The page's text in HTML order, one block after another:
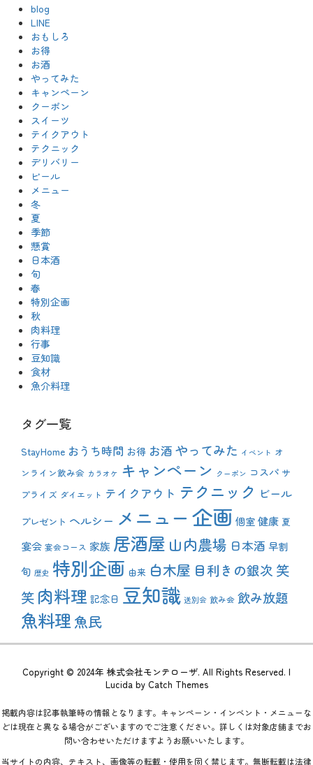
blog
LINE
おもしろ
お得
お酒
やってみた
キャンペーン
クーポン
スイーツ
テイクアウト
テクニック
デリバリー
ビール
メニュー
冬
夏
季節
懸賞
日本酒
旬
春
特別企画
秋
肉料理
行事
豆知識
食材
魚介料理
タグ一覧
StayHome おうち時間 お得 お酒 やってみた イベント オ
ンライン飲み会 カラオケ キャンペーン クーポン コスパ サ
プライズ ダイエット テイクアウト テクニック ビール
プレゼント ヘルシー メニュー 企画 個室 健康 夏
宴会 宴会コース 家族 居酒屋 山内農場 日本酒 早割
旬 歴史 特別企画 由来 白木屋 目利きの銀次 笑
笑 肉料理 記念日 豆知識 送別会 飲み会 飲み放題
魚料理 魚民
Copyright © 2024年 株式会社モンテローザ. All Rights Reserved. |
Lucida by Catch Themes
掲載内容は記事執筆時の情報となります。キャンペーン・インベント・メニューな
どは現在と異なる場合がございますのでご注意ください。詳しくは対象店舗までお
問い合わせいただけますようお願いいたします。
当サイトの内容、テキスト、画像等の転載・使用を固く禁じます。無断転載は法律